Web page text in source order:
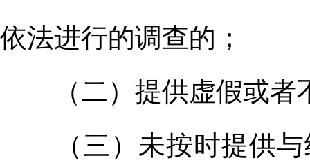
依法进行的调查的；
（二）提供虚假或者
（三）未按时提供与